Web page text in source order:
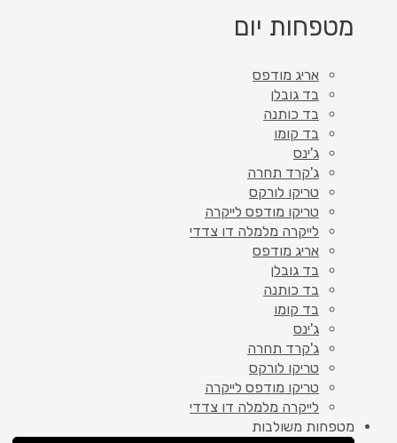
מטפחות יום
אריג מודפס
בד גובלן
בד כותנה
בד קומו
ג'ינס
ג'קרד תחרה
טריקו לורקס
טריקו מודפס לייקרה
לייקרה מלמלה דו צדדי
אריג מודפס
בד גובלן
בד כותנה
בד קומו
ג'ינס
ג'קרד תחרה
טריקו לורקס
טריקו מודפס לייקרה
לייקרה מלמלה דו צדדי
מטפחות משולבות